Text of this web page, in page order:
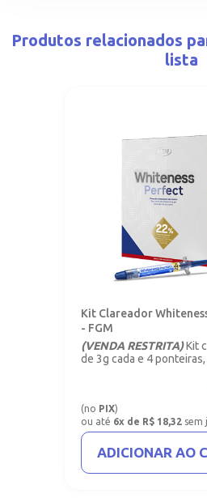
Produtos relacionados
lista
Kit Clareador
- FGM
(VENDA RESTRITA)Kit
de 3g cada e 4
(no PIX)
ou até 6x de R$ 18,32 sem
ADICIONAR AO